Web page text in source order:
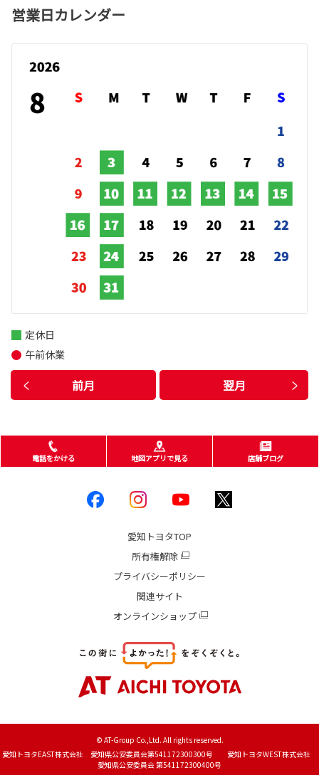
営業日カレンダー
前月 翌月
定休日
午前休業
電話をかける 地図アプリで見る 店舗ブログ
愛知トヨタTOP
所有権解除
プライバシーポリシー
関連サイト
オンラインショップ
© AT-Group Co.,Ltd. All rights reserved.
愛知トヨタEAST株式会社 愛知県公安委員会第541172300300号 愛知トヨタWEST株式会社
愛知県公安委員会 第541172300400号